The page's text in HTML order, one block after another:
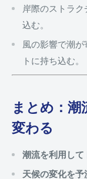
岸際のストラ
込む。
風の影響で潮
トに持ち込む。
まとめ：潮
変わる
潮流を利用して
天候の変化を予